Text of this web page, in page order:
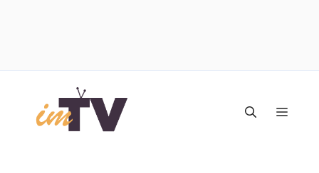
contenuto